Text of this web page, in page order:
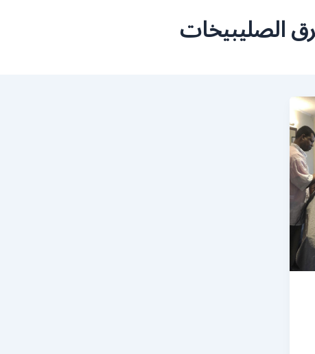
الصليبيخات